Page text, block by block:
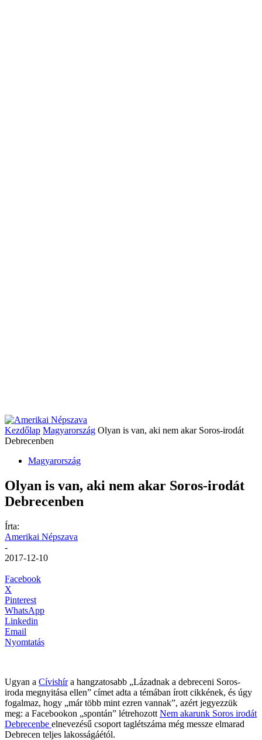
Kezdőlap Magyarország Olyan is van, aki nem akar Soros-irodát
Debrecenben
Magyarország
Olyan is van, aki nem akar Soros-irodát
Debrecenben
Írta:
Amerikai Népszava
-
2017-12-10
Facebook
X
Pinterest
WhatsApp
Linkedin
Email
Nyomtatás
Ugyan a Cívishíra hangzatosabb „Lázadnak a debreceni Soros-
iroda megnyitása ellen” címet adta a témában írott cikkének, és úgy
fogalmaz, hogy „már több mint ezren vannak”, azért jegyezzük
meg: a Facebookon „spontán” létrehozott Nem akarunk Soros irodát
Debrecenbe elnevezésű csoport taglétszáma még messze elmarad
Debrecen teljes lakosságáétól.